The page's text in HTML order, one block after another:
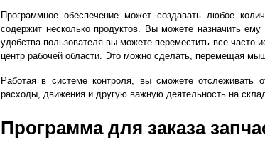
Программное обеспечение может создавать любое
содержит несколько продуктов. Вы можете назначить
удобства пользователя вы можете переместить все часто
центр рабочей области. Это можно сделать, перемещая
Работая в системе контроля, вы сможете отслеживать
расходы, движения и другую важную деятельность на
Программа для заказа